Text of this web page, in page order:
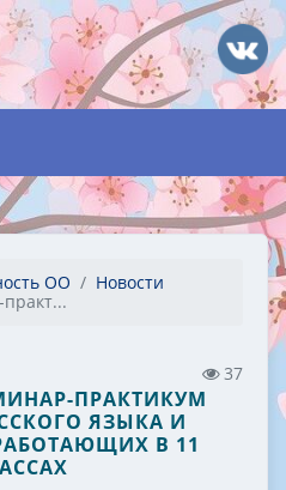
ОО
Новости
37
ПРАКТИКУМ
ЯЗЫКА И
В 11